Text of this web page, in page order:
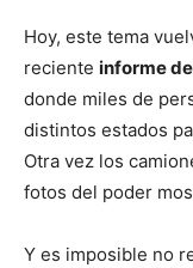
Hoy, este tema
reciente informe
donde miles de
distintos estados
Otra vez los
fotos del poder
Y es imposible no